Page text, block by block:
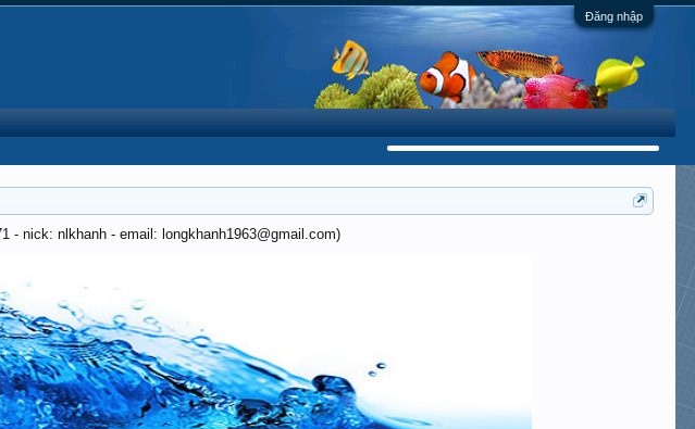
Đăng nhập
- nick: nlkhanh - email: longkhanh1963@gmail.com)